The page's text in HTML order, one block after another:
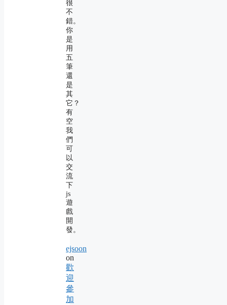
很
不
錯。
你
是
用
五
筆
還
是
其
它？
有
空
我
們
可
以
交
流
下
js
遊
戲
開
發。
ejsoon
on
歡
迎
參
加